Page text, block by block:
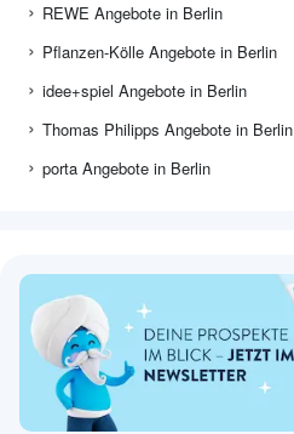
REWE Angebote in Berlin
Pflanzen-Kölle Angebote in Berlin
idee+spiel Angebote in Berlin
Thomas Philipps Angebote in Berlin
porta Angebote in Berlin